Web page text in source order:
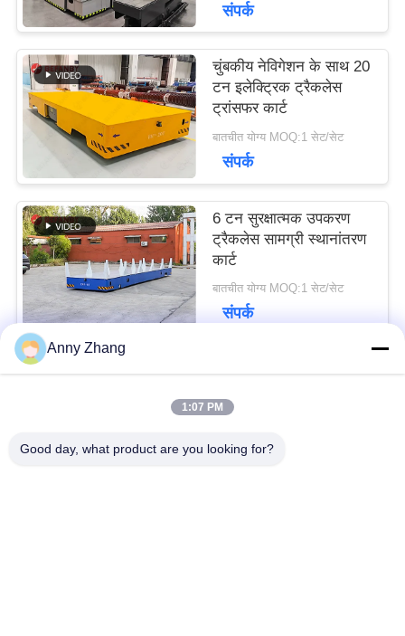
साइटमैप
PRIVACY
POLICY
संपर्क
चुंबकीय नेविगेशन के साथ 20
टन इलेक्ट्रिक ट्रैकलेस
ट्रांसफर कार्ट
बातचीत योग्य MOQ:1 सेट/सेट
संपर्क
6 टन सुरक्षात्मक उपकरण
ट्रैकलेस सामग्री स्थानांतरण
कार्ट
बातचीत योग्य MOQ:1 सेट/सेट
संपर्क
लोकप्रिय श्रेणियां
Anny Zhang
1:07 PM
Good day, what product are you looking for?